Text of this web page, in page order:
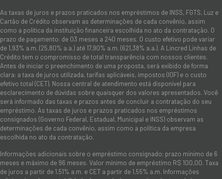
As taxas de juros e prazos praticados nos empréstimos de INSS, FGTS, Luz e
Cartão de Crédito observam as determinações de cada convênio, assim
como a política da instituição financeira escolhida no ato da contratação. O
prazo de pagamento: de 03 meses a 240 meses. O custo efetivo pode variar
de 1,93% a.m. (25,80% a.a.) até 17,90% a.m. (621,38% a.a.). A Lincred Linhas de
Crédito tem o compromisso de total transparência com nossos clientes.
Antes de iniciar o preenchimento de uma proposta, será exibido de forma
clara: a taxa de juros utilizada, tarifas aplicáveis, impostos (IOF) e o custo
efetivo total (CET). Nossa central de atendimento está disponível para
esclarecimento de dúvidas sobre quaisquer dos valores apresentados. Você
será informado das taxas e prazos antes de concluir a contratação do seu
empréstimo. As taxas de juros e prazos praticados nos empréstimos
consignados (Governo Federal, Estadual, Municipal e INSS) observam as
determinações de cada convênio, assim como a política da empresa
escolhida no ato da contratação.
Informações adicionais sobre o empréstimo consignado: prazo mínimo de 6
meses e máximo de 96 meses. Valor mínimo de empréstimo R$ 100,00. Taxa
de juros a partir de 1,51% a.m. e CET a partir de 1,55% a.m. Informações